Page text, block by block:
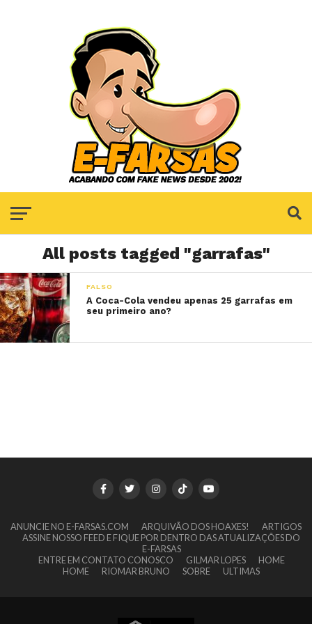
All posts tagged "garrafas"
FALSO
A Coca-Cola vendeu apenas 25 garrafas em
seu primeiro ano?
ANUNCIE NO E-FARSAS.COM ARQUIVÃO DOS HOAXES!
ARTIGOS
ASSINE NOSSO FEED E FIQUE POR DENTRO DAS ATUALIZAÇÕES DO
E-FARSAS
ENTRE EM CONTATO CONOSCO
GILMAR LOPES
HOME
HOME
RIOMAR BRUNO SOBRE ULTIMAS